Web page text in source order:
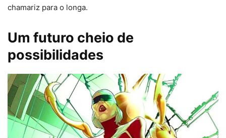
chamariz para o longa.
Um futuro cheio de
possibilidades